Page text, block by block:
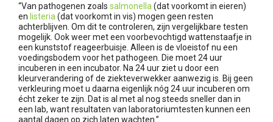
“Van pathogenen zoals salmonella (dat voorkomt in eieren)
en listeria (dat voorkomt in vis) mogen geen resten
achterblijven. Om dit te controleren, zijn vergelijkbare testen
mogelijk. Ook weer met een voorbevochtigd wattenstaafje in
een kunststof reageerbuisje. Alleen is de vloeistof nu een
voedingsbodem voor het pathogeen. Die moet 24 uur
incuberen in een incubator. Na 24 uur ziet u door een
kleurverandering of de ziekteverwekker aanwezig is. Bij geen
verkleuring moet u daarna eigenlijk nóg 24 uur incuberen om
écht zeker te zijn. Dat is al met al nog steeds sneller dan in
een lab, want resultaten van laboratoriumtesten kunnen een
aantal dagen op zich laten wachten.”